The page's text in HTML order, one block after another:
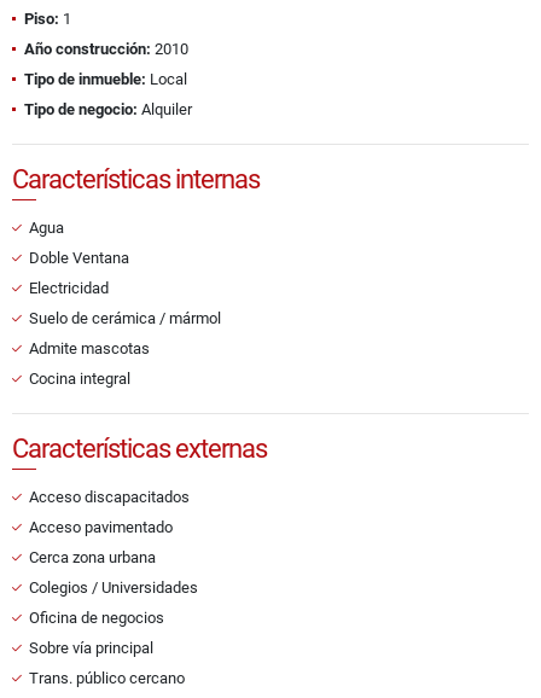
Piso: 1
Año construcción: 2010
Tipo de inmueble: Local
Tipo de negocio: Alquiler
Características internas
Agua
Doble Ventana
Electricidad
Suelo de cerámica / mármol
Admite mascotas
Cocina integral
Características externas
Acceso discapacitados
Acceso pavimentado
Cerca zona urbana
Colegios / Universidades
Oficina de negocios
Sobre vía principal
Trans. público cercano